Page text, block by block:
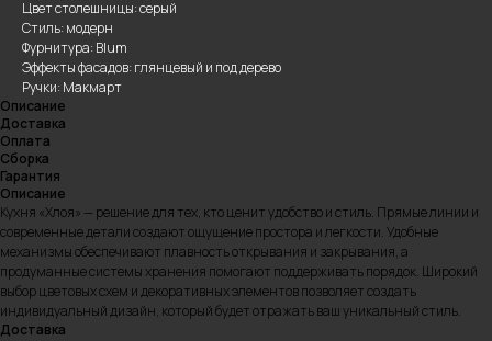
Цвет столешницы: серый
Стиль: модерн
Фурнитура: Blum
Эффекты фасадов: глянцевый и под дерево
Ручки: Макмарт
Описание
Доставка
Оплата
Сборка
Гарантия
Описание
Кухня «Хлоя» — решение для тех, кто ценит удобство и стиль. Прямые линии и
современные детали создают ощущение простора и легкости. Удобные
механизмы обеспечивают плавность открывания и закрывания, а
продуманные системы хранения помогают поддерживать порядок. Широкий
выбор цветовых схем и декоративных элементов позволяет создать
индивидуальный дизайн, который будет отражать ваш уникальный стиль.
Доставка